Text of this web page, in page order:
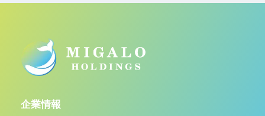
企業情報